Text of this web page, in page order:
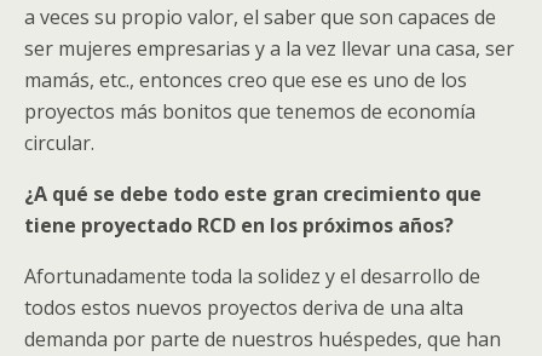
a veces su propio valor, el saber que son capaces de
ser mujeres empresarias y a la vez llevar una casa, ser
mamás, etc., entonces creo que ese es uno de los
proyectos más bonitos que tenemos de economía
circular.
¿A qué se debe todo este gran crecimiento que
tiene proyectado RCD en los próximos años?
Afortunadamente toda la solidez y el desarrollo de
todos estos nuevos proyectos deriva de una alta
demanda por parte de nuestros huéspedes, que han